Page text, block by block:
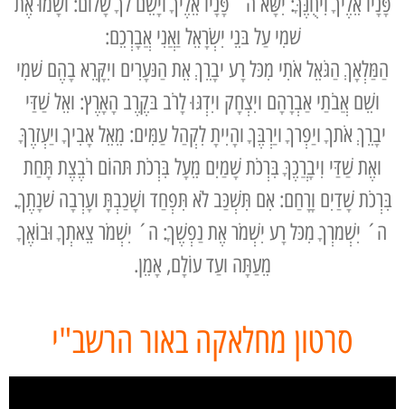
שׁמִי עַל בּנֵי יִשְׂרָאֵל וַאֲנִי אֲבָרְכֵם:
הַמַּלְאָךְ הַגֹּאֵל אֹתִי מִכּל רָע יבָרֵךְ אֵת הַנּעָרִים ויִקָּרֵא בָהֶם שׁמִי
ושֵׁם אֲבֹתַי אַבְרָהָם ויִצְחָק ויִדְגּוּ לָרֹב בּקֶרֶב הָאָרֶץ: ואֵל שַׁדַּי
יבָרֵךְ אֹתךָ ויַפְרךָ ויַרְבֶּךָ והָיִיתָ לִקְהַל עַמִּים: מֵאֵל אָבִיךָ ויַעְזרֶךָּ
ואֶת שַׁדַּי וִיבָרֲכֶךָּ בִּרְכֹת שָׁמַיִם מֵעָל בִּרְכֹת תּהוֹם רֹבֶצֶת תָּחַת
בִּרְכֹת שָׁדַיִם וָרָחַם: אִם תִּשְׁכַּב לֹא תִּפְחַד ושָׁכַבְתָּ ועָרְבָה שׁנָתֶךָ.
ה´ יִשְׁמרְךָ מִכּל רָע יִשְׁמֹר אֶת נַפְשֶׁךָ: ה´ יִשְׁמֹר צֵאתְךָ וּבוֹאֶךָ
מֵעַתָּה ועַד עוֹלָם, אָמֵן.
סרטון מחלאקה באור הרשב"י